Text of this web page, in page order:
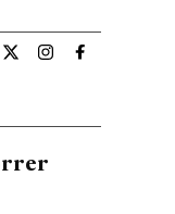
Internacional El País
Internacional El